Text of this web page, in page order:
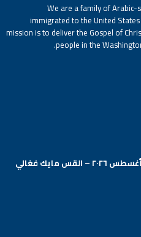
We are a family of Arabic-
immigrated to the United
mission is to deliver the Gospel of
people in the